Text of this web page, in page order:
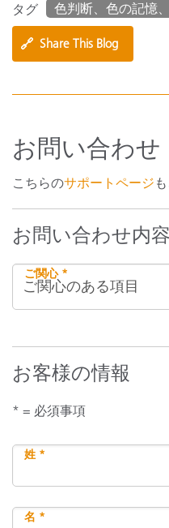
タグ 色判断、色の記憶
🔗 Share This Blog
お問い合わせ
こちらのサポートページ
お問い合わせ内容
ご関心 *
お客様の情報
* = 必須事項
姓 *
名 *